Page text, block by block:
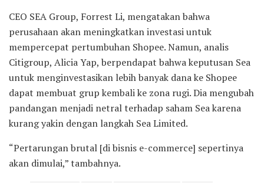
CEO SEA Group, Forrest Li, mengatakan bahwa
perusahaan akan meningkatkan investasi untuk
mempercepat pertumbuhan Shopee. Namun, analis
Citigroup, Alicia Yap, berpendapat bahwa keputusan Sea
untuk menginvestasikan lebih banyak dana ke Shopee
dapat membuat grup kembali ke zona rugi. Dia mengubah
pandangan menjadi netral terhadap saham Sea karena
kurang yakin dengan langkah Sea Limited.
“Pertarungan brutal [di bisnis e-commerce] sepertinya
akan dimulai,” tambahnya.